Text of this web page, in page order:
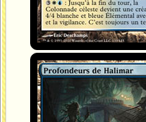
Profondeurs de Halimar